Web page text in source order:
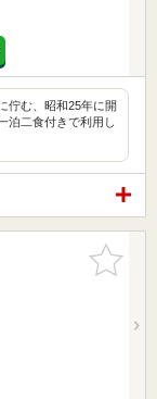
佇む、昭和25年に開
泊二食付きで利用し
お気に入
りに追加